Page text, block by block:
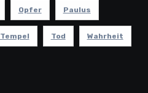
Opfer Paulus
Tempel Tod Wahrheit